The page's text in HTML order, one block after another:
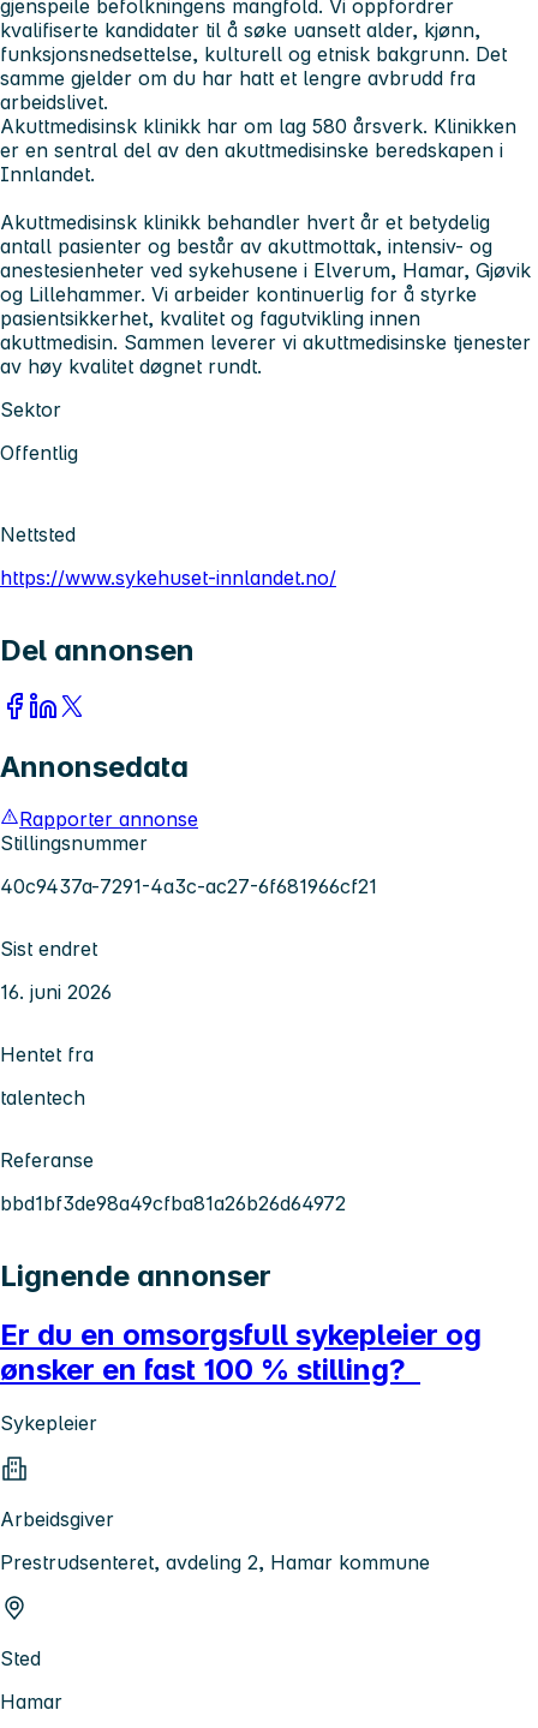
gjenspeile befolkningens mangfold. Vi oppfordrer
kvalifiserte kandidater til å søke uansett alder, kjønn,
funksjonsnedsettelse, kulturell og etnisk bakgrunn. Det
samme gjelder om du har hatt et lengre avbrudd fra
arbeidslivet.
Akuttmedisinsk klinikk har om lag 580 årsverk. Klinikken
er en sentral del av den akuttmedisinske beredskapen i
Innlandet.
Akuttmedisinsk klinikk behandler hvert år et betydelig
antall pasienter og består av akuttmottak, intensiv- og
anestesienheter ved sykehusene i Elverum, Hamar, Gjøvik
og Lillehammer. Vi arbeider kontinuerlig for å styrke
pasientsikkerhet, kvalitet og fagutvikling innen
akuttmedisin. Sammen leverer vi akuttmedisinske tjenester
av høy kvalitet døgnet rundt.
Sektor
Offentlig
Nettsted
https://www.sykehuset-innlandet.no/
Del annonsen
Annonsedata
Rapporter annonse
Stillingsnummer
40c9437a-7291-4a3c-ac27-6f681966cf21
Sist endret
16. juni 2026
Hentet fra
talentech
Referanse
bbd1bf3de98a49cfba81a26b26d64972
Lignende annonser
Er du en omsorgsfull sykepleier og
ønsker en fast 100 % stilling?
Sykepleier
Arbeidsgiver
Prestrudsenteret, avdeling 2, Hamar kommune
Sted
Hamar